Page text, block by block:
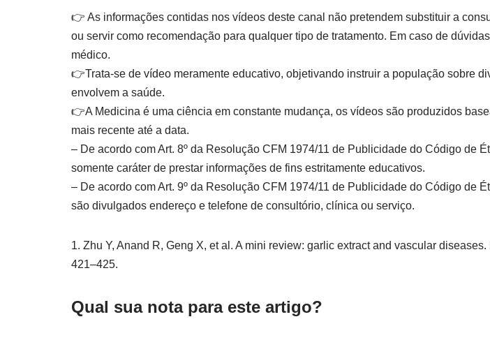
👉️ As informações contidas nos vídeos deste canal não pretendem substituir a
ou servir como recomendação para qualquer tipo de tratamento. Em caso de
médico.
👉️Trata-se de vídeo meramente educativo, objetivando instruir a população sobre
envolvem a saúde.
👉️A Medicina é uma ciência em constante mudança, os vídeos são produzidos
mais recente até a data.
– De acordo com Art. 8º da Resolução CFM 1974/11 de Publicidade do Código de
somente caráter de prestar informações de fins estritamente educativos.
– De acordo com Art. 9º da Resolução CFM 1974/11 de Publicidade do Código de
são divulgados endereço e telefone de consultório, clínica ou serviço.
1. Zhu Y, Anand R, Geng X, et al. A mini review: garlic extract and vascular
421–425.
Qual sua nota para este artigo?